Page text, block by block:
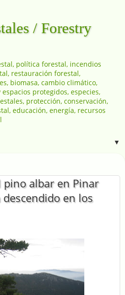
/ Forestry
política forestal, incendios
restauración forestal,
biomasa, cambio climático,
protegidos, especies,
protección, conservación,
educación, energía, recursos
▼
pino albar en Pinar
en los